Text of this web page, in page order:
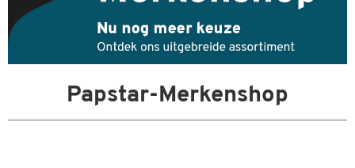
Papstar-Merkenshop